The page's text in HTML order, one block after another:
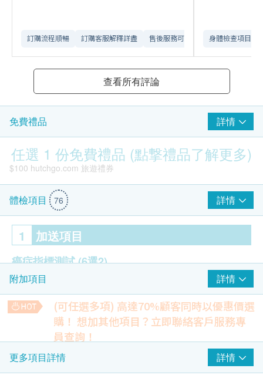
訂購流程順暢 訂購客服解釋詳盡 售後服務可靠​ 身體檢查項目全
查看所有評論
免費禮品 詳情
任選 1 份免費禮品 (點撃禮品了解更多)
$100 hutchgo.com 旅遊禮券
$50 百佳電子禮券
體檢項目 76 詳情
1 加送項目
癌症指標測試(6選2)
肝 - 甲種胎兒蛋白 AFP (價值$460)
大腸 - 癌胚抗原 CEA (價值$460)
卵巢 - CA125 癌抗原 (價值$460)
前列腺特別抗原 PSA (價值$460)
乳房 - CA153 癌抗原 (價值$460)
胰臟 - CA199 癌抗原 (價值$460)
附加項目 詳情
(可任選多項) 高達70%顧客同時以優惠價選
購！ 想加其他項目？立即聯絡客戶服務專
員查詢！
柏氏子宮頸液基薄片檢查
除可檢查子宮頸癌前期病變外，亦可知是否有其他婦科隱患
(只限有性經驗女性)
更多項目詳情 詳情